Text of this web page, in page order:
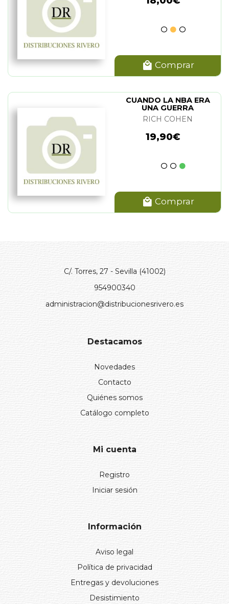
Comprar
CUANDO LA NBA ERA
UNA GUERRA
RICH COHEN
19,90€
Comprar
C/. Torres, 27 - Sevilla (41002)
954900340
administracion@distribucionesrivero.es
Destacamos
Novedades
Contacto
Quiénes somos
Catálogo completo
Mi cuenta
Registro
Iniciar sesión
Información
Aviso legal
Política de privacidad
Entregas y devoluciones
Desistimiento